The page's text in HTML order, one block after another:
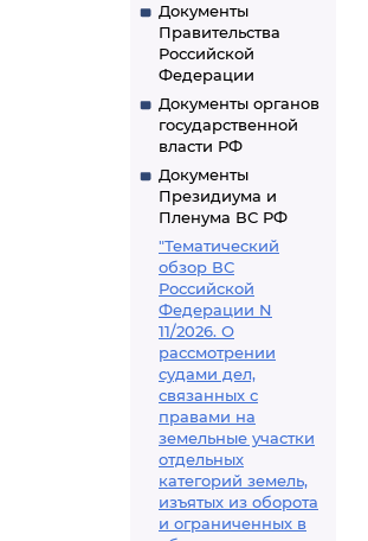
Документы
Правительства
Российской
Федерации
Документы органов
государственной
власти РФ
Документы
Президиума и
Пленума ВС РФ
"Тематический
обзор ВС
Российской
Федерации N
11/2026. О
рассмотрении
судами дел,
связанных с
правами на
земельные участки
отдельных
категорий земель,
изъятых из оборота
и ограниченных в